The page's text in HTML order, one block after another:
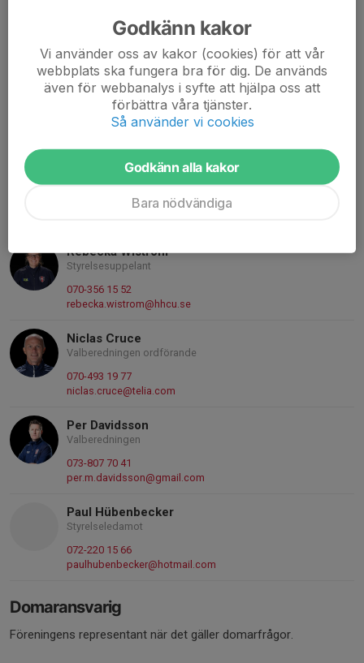
073-734 50 86
Daniel Vendel
Styrelseledamot
076-882 47 30
daniel.vendel@hotmail.com
Tomas Ljungqvist
Rebecka Wiström
Styrelsesuppelant
070-356 15 52
rebecka.wistrom@hhcu.se
Niclas Cruce
Valberedningen ordförande
070-493 19 77
niclas.cruce@telia.com
Per Davidsson
Valberedningen
073-807 70 41
per.m.davidsson@gmail.com
Paul Hübenbecker
Styrelseledamot
072-220 15 66
paulhubenbecker@hotmail.com
Domaransvarig
Föreningens representant när det gäller domarfrågor.
Godkänn kakor
Vi använder oss av kakor (cookies) för att vår
webbplats ska fungera bra för dig. De används
även för webbanalys i syfte att hjälpa oss att
förbättra våra tjänster.
Så använder vi cookies
Godkänn alla kakor
Bara nödvändiga